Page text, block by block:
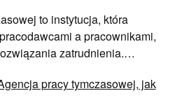
to instytucja, która
a pracownikami,
zatrudnienia.…
pracy tymczasowej, jak